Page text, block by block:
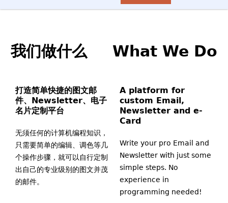
我们做什么 What We Do
打造简单快捷的图文邮
件、Newsletter、电子
名片定制平台
无须任何的计算机编程知识，
只需要简单的编辑、调色等几
个操作步骤，就可以自行定制
出自己的专业级别的图文并茂
的邮件。
A platform for
custom Email,
Newsletter and e-
Card
Write your pro Email and
Newsletter with just some
simple steps. No
experience in
programming needed!